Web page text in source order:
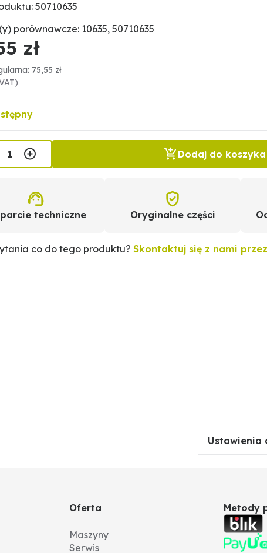
50710635
porównawcze: 10635, 50710635
zł
75,55 zł
Dodaj do koszyka
techniczne Oryginalne części
co do tego produktu?Skontaktuj się z nami
Ustawienia
Oferta
Maszyny
Serwis
Metody